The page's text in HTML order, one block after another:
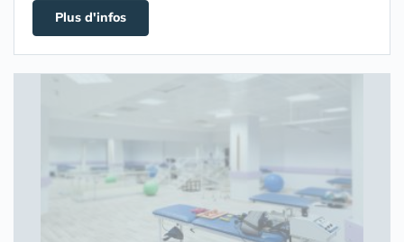
Plus d'infos